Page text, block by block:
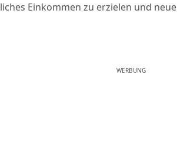
Einkommen zu erzielen und
WERBUNG